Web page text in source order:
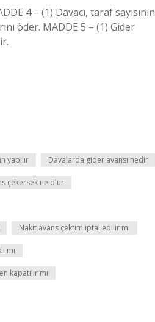
4 – (1) Davacı, taraf sayısının
öder. MADDE 5 – (1) Gider
yapılır Davalarda gider avansı nedir
çekersek ne olur
Nakit avans çektim iptal edilir mi
mı
kapatılır mı